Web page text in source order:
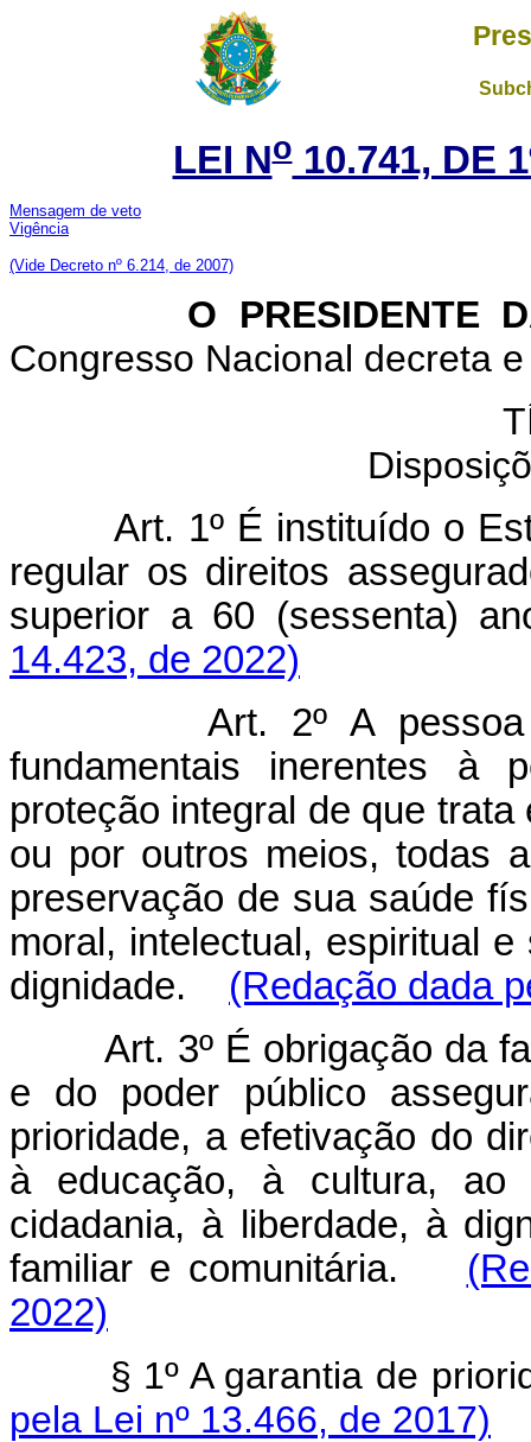
LEI No10.741, DE
Mensagem de veto
Vigência
(Vide Decreto nº 6.214, de 2007)
O PRESIDENTE DA
Congresso Nacional decreta
Art. 1º É instituído o
regular os direitos
superior a 60
14.423, de 2022)
Art. 2º A
fundamentais inerentes à
proteção integral de que
ou por outros meios, todas
preservação de sua saúde
moral, intelectual, espiritual
dignidade. (Redação dada
Art. 3º É obrigação da
e do poder público
prioridade, a efetivação do
à educação, à cultura, ao
cidadania, à liberdade, à
familiar e comunitária.
2022)
§ 1º A garantia de
pela Lei nº 13.466, de 2017)